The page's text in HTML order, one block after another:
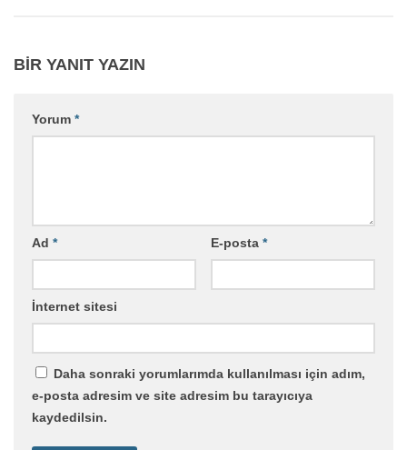
BIR YANIT YAZIN
Yorum *
Ad * E-posta *
İnternet sitesi
Daha sonraki yorumlarımda kullanılması için adım,
e-posta adresim ve site adresim bu tarayıcıya
kaydedilsin.